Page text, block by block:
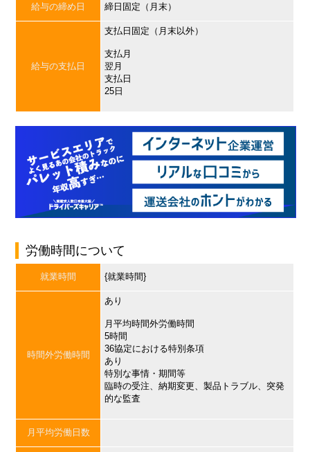
給与の締め日 締日固定（月末）
給与の支払日
支払日固定（月末以外）
支払月
翌月
支払日
25日
労働時間について
就業時間 {就業時間}
時間外労働時間
あり
月平均時間外労働時間
5時間
36協定における特別条項
あり
特別な事情・期間等
臨時の受注、納期変更、製品トラブル、突発
的な監査
月平均労働日数